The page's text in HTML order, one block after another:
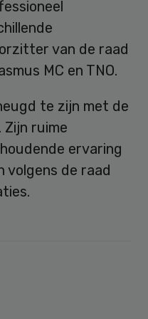
van de raad
MC en TNO.
te zijn met de
ruime
ervaring
volgens de raad